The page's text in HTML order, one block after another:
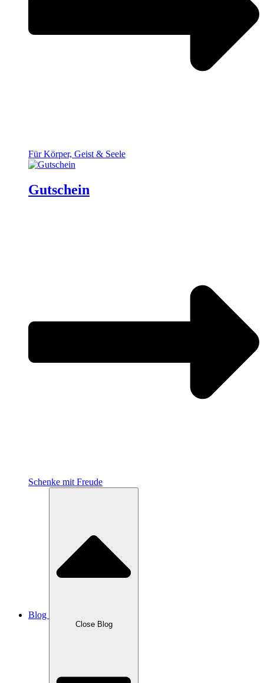
Für Körper, Geist & Seele
Gutschein
Schenke mit Freude
Blog
Close Blog